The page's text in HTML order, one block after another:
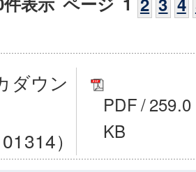
ダウン
）
PDF/259.0
KB